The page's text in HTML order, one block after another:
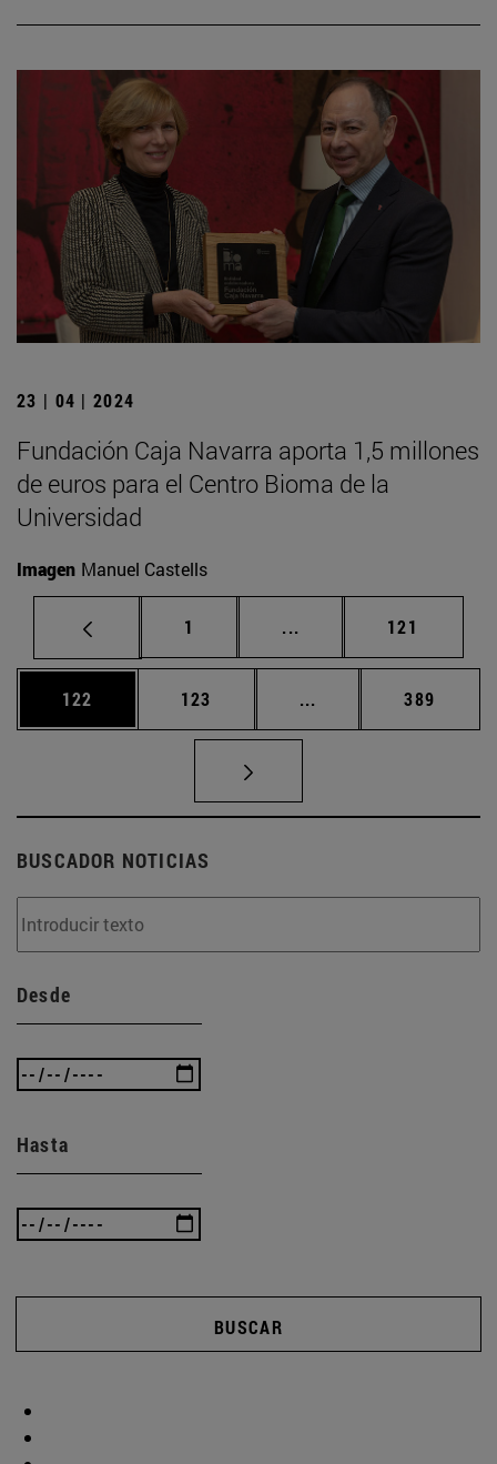
23 | 04 | 2024
Fundación Caja Navarra aporta 1,5 millones
de euros para el Centro Bioma de la
Universidad
Imagen Manuel Castells
Página
1 ... Páginas intermedias
Página
121
Página
122 Página
123 ... Páginas intermedias
Página
389
BUSCADOR NOTICIAS
Desde
Hasta
BUSCAR